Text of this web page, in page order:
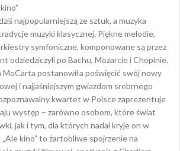
najpopularniejszą ze sztuk, a muzyka
muzyki klasycznej. Piękne melodie,
symfoniczne, komponowane są przez
odziedziczyli po Bachu, Mozarcie i Chopinie.
MoCarta postanowiła poświęcić swój nowy
i najjaśniejszym gwiazdom srebrnego
kwartet w Polsce zaprezentuje
występ – zarówno osobom, które świat
jak i tym, dla których nadal kryje on w
kino” to żartobliwe spojrzenie na